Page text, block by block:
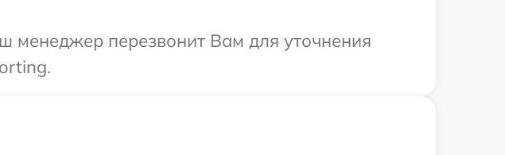
менеджер перезвонит Вам для уточнения